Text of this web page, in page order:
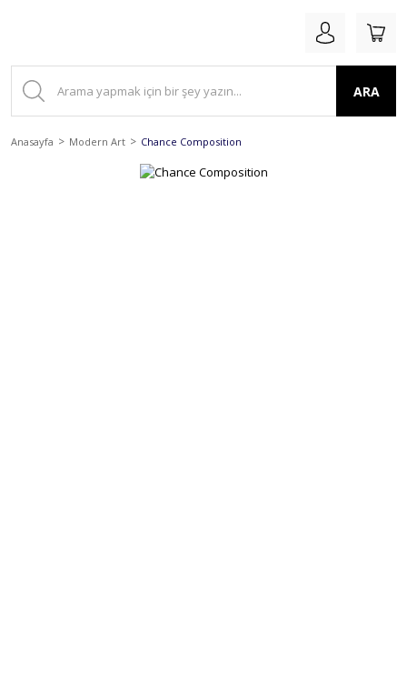
ARA
Anasayfa Modern Art Chance Composition